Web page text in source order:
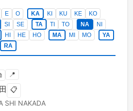
E O KA KI KU KE
KO
SI SE TA TI TO NA
NI
HI HE HO MA MI MO
YA
RA
📍
📋
SHI NAKADA